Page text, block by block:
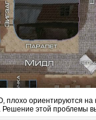
плохо ориентируются
Решение этой проблемы